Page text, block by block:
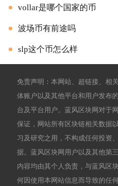
vollar是哪个国家的币
波场币有前途吗
slp这个币怎么样
免责声明：本网站、超链接、相
体账户以及其他平台和用户发布
台及平台用户。蓝风区块网对于
保证，网站所有区块链相关数据
习及研究之用，不构成任何投资
据。蓝风区块网用户以及其他第
内容均由其个人负责，与蓝风区
何因使用本网站信息而导致的任